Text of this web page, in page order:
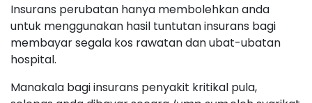
Insurans perubatan hanya membolehkan anda
untuk menggunakan hasil tuntutan insurans bagi
membayar segala kos rawatan dan ubat-ubatan
hospital.
Manakala bagi insurans penyakit kritikal pula,